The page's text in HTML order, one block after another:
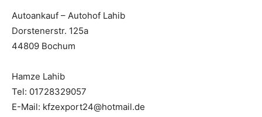
Autoankauf – Autohof Lahib
Dorstenerstr. 125a
44809 Bochum
Hamze Lahib
Tel: 01728329057
E-Mail: kfzexport24@hotmail.de